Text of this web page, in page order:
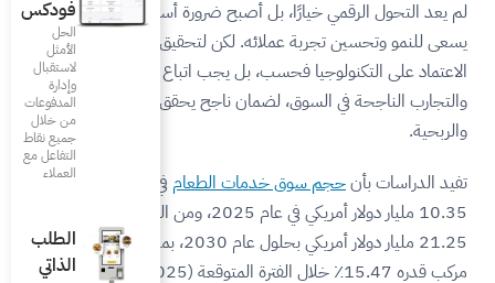
فودكس
الأمثل
لاستقبال
وإدارة
المدفوعات
الطلب
الذاتي
ضرورة أساسية لأي مطعم
لتحقيق نتائج فعالة، لا يكفي
يجب اتباع أفضل الممارسات
ناجح يحقق الأهداف التشغيلية
الطعامفي مصر يُقدر بنحو
10.35 مليار دولار أمريكي في عام 2025، ومن المتوقع أن يصل إلى
21.25 مليار دولار أمريكي بحلول عام 2030، بمعدل نمو سنوي